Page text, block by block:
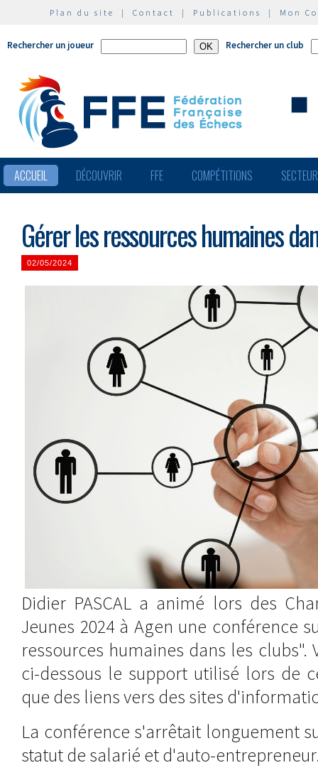
Plan du site | Contact | Publications | Mon
Rechercher un joueur Rechercher un club
ACCUEIL DÉCOUVRIR FFE COMPÉTITIONS
Gérer les ressources humaines
02/05/2024
Didier PASCAL a animé lors des
Jeunes 2024 à Agen une conférence
ressources humaines dans les clubs".
ci-dessous le support utilisé lors de
que des liens vers des sites
La conférence s'arrêtait longuement
statut de salarié et d'auto-